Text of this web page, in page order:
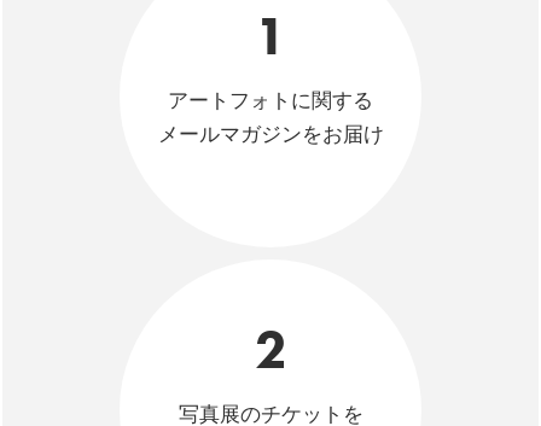
1
アートフォトに関する
メールマガジンをお届け
2
写真展のチケットを